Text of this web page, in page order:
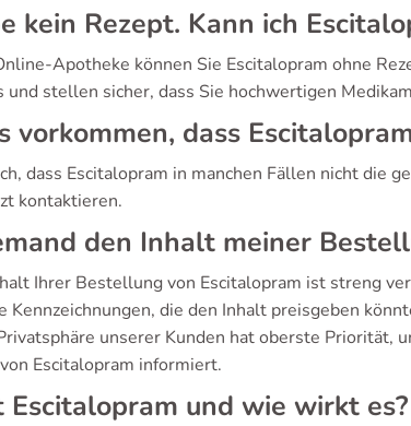
kein Rezept. Kann ich
Apotheke können Sie Escitalopram ohne
und stellen sicher, dass Sie hochwertigen
vorkommen, dass
dass Escitalopram in manchen Fällen nicht die
kontaktieren.
den Inhalt meiner
Ihrer Bestellung von Escitalopram ist streng
Kennzeichnungen, die den Inhalt preisgeben
unserer Kunden hat oberste
Escitalopram informiert.
Escitalopram und wie wirkt es?